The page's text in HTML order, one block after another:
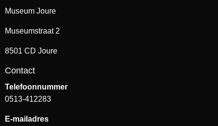
Museum Joure
Museumstraat 2
8501 CD Joure
Contact
Telefoonnummer
0513-412283
E-mailadres